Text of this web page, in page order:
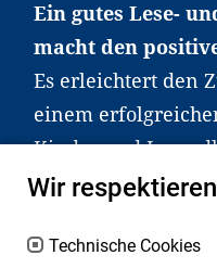
Ein gutes Lese-
macht den
Es erleichtert den
einem
Kinder und
haben aber große
an Familien sowie
Wir
Technische Cookies